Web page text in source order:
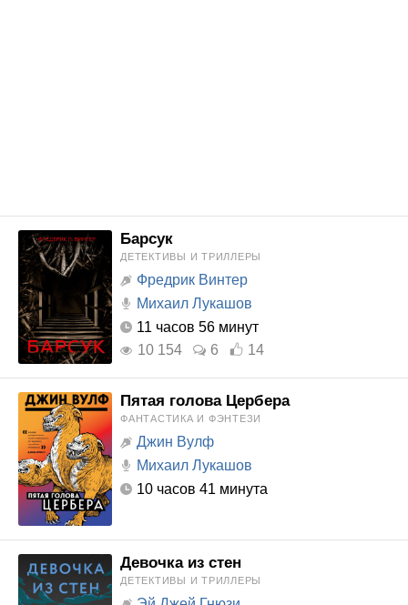
Барсук
ДЕТЕКТИВЫ И ТРИЛЛЕРЫ
Фредрик Винтер
Михаил Лукашов
11 часов 56 минут
10 154
6 14
Пятая голова Цербера
ФАНТАСТИКА И ФЭНТЕЗИ
Джин Вулф
Михаил Лукашов
10 часов 41 минута
Девочка из стен
ДЕТЕКТИВЫ И ТРИЛЛЕРЫ